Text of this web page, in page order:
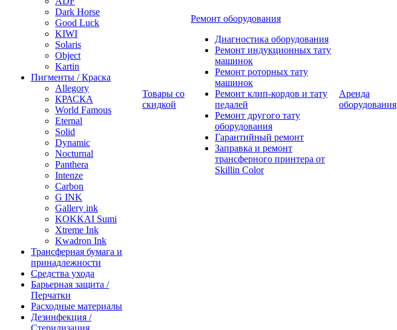
Dark Horse
Good Luck
KIWI
Solaris
Object
Kartin
Пигменты / Краска
Allegory
КРАСКА
World Famous
Eternal
Solid
Dynamic
Nocturnal
Panthera
Intenze
Carbon
G INK
Gallery ink
KOKKAI Sumi
Xtreme Ink
Kwadron Ink
Трансферная бумага и
принадлежности
Средства ухода
Барьерная защита /
Перчатки
Расходные материалы
Дезинфекция /
Стерилизация
Товары со
скидкой
Ремонт оборудования
Диагностика оборудования
Ремонт индукционных тату
машинок
Ремонт роторных тату
машинок
Ремонт клип-кордов и тату
педалей
Ремонт другого тату
оборудования
Гарантийный ремонт
Заправка и ремонт
трансферного принтера от
Skillin Color
Аренда
оборудования